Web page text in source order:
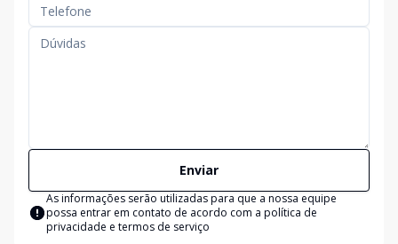
Enviar
As informações serão utilizadas para que a nossa equipe
possa entrar em contato de acordo com a política de
privacidade e termos de serviço